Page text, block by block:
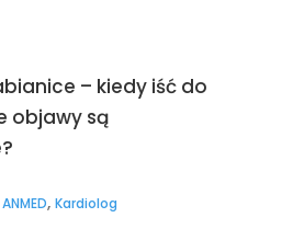
– kiedy iść do
objawy są
, Kardiolog